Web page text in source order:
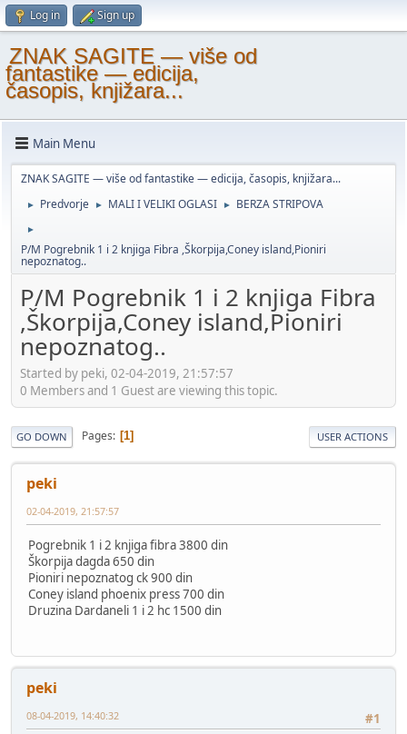
Log in Sign up
ZNAK SAGITE — više od
fantastike — edicija,
časopis, knjižara...
Main Menu
ZNAK SAGITE — više od fantastike — edicija, časopis, knjižara...
► Predvorje ► MALI I VELIKI OGLASI ► BERZA STRIPOVA
►
P/M Pogrebnik 1 i 2 knjiga Fibra ,Škorpija,Coney island,Pioniri
nepoznatog..
P/M Pogrebnik 1 i 2 knjiga Fibra
,Škorpija,Coney island,Pioniri
nepoznatog..
Started by peki, 02-04-2019, 21:57:57
0 Members and 1 Guest are viewing this topic.
GO DOWN Pages 1 USER ACTIONS
peki
02-04-2019, 21:57:57
Pogrebnik 1 i 2 knjiga fibra 3800 din
Škorpija dagda 650 din
Pioniri nepoznatog ck 900 din
Coney island phoenix press 700 din
Druzina Dardaneli 1 i 2 hc 1500 din
peki
#1
08-04-2019, 14:40:32